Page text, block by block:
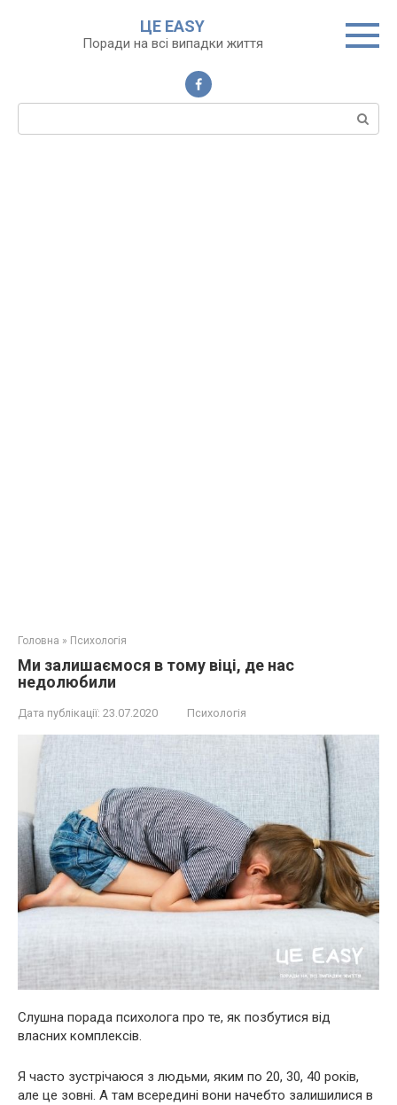
ЦЕ EASY
Поради на всі випадки життя
Пошук:
Головна » Психологія
Ми залишаємося в тому віці, де нас
недолюбили
Дата публікації: 23.07.2020 Психологія
Слушна порада психолога про те, як позбутися від
власних комплексів.
Я часто зустрічаюся з людьми, яким по 20, 30, 40 років,
але це зовні. А там всередині вони начебто залишилися в